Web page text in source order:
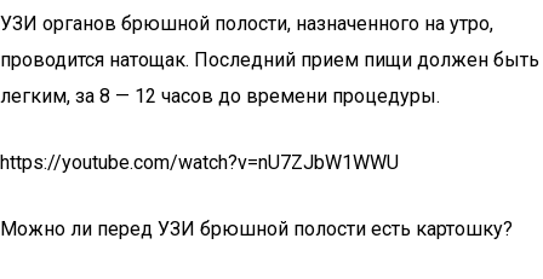
УЗИ органов брюшной полости, назначенного на утро,
проводится натощак. Последний прием пищи должен быть
легким, за 8 — 12 часов до времени процедуры.
https://youtube.com/watch?v=nU7ZJbW1WWU
Можно ли перед УЗИ брюшной полости есть картошку?